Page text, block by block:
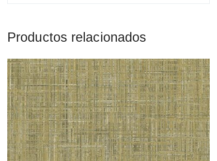
Productos relacionados